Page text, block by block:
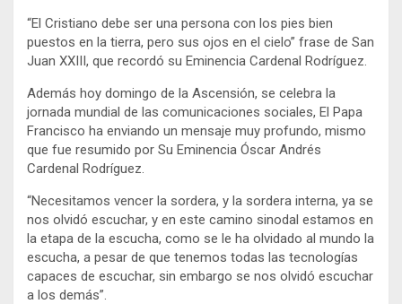
“El Cristiano debe ser una persona con los pies bien
puestos en la tierra, pero sus ojos en el cielo” frase de San
Juan XXIII, que recordó su Eminencia Cardenal Rodríguez.
Además hoy domingo de la Ascensión, se celebra la
jornada mundial de las comunicaciones sociales, El Papa
Francisco ha enviando un mensaje muy profundo, mismo
que fue resumido por Su Eminencia Óscar Andrés
Cardenal Rodríguez.
“Necesitamos vencer la sordera, y la sordera interna, ya se
nos olvidó escuchar, y en este camino sinodal estamos en
la etapa de la escucha, como se le ha olvidado al mundo la
escucha, a pesar de que tenemos todas las tecnologías
capaces de escuchar, sin embargo se nos olvidó escuchar
a los demás”.